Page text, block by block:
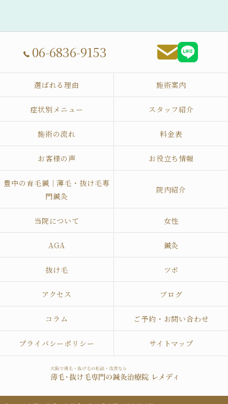
06-6836-9153
選ばれる理由 施術案内
症状別メニュー スタッフ紹介
施術の流れ 料金表
お客様の声 お役立ち情報
豊中の育毛鍼｜薄毛・抜け毛専
門鍼灸
院内紹介
当院について 女性
AGA 鍼灸
抜け毛 ツボ
アクセス ブログ
コラム ご予約・お問い合わせ
プライバシーポリシー サイトマップ